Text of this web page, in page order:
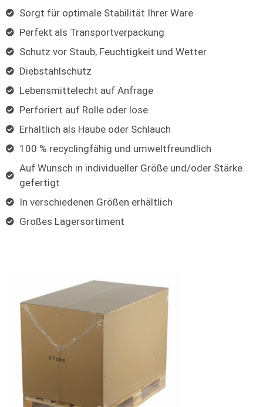
Sorgt für optimale Stabilität Ihrer Ware
Perfekt als Transportverpackung
Schutz vor Staub, Feuchtigkeit und Wetter
Diebstahlschutz
Lebensmittelecht auf Anfrage
Perforiert auf Rolle oder lose
Erhältlich als Haube oder Schlauch
100 % recyclingfähig und umweltfreundlich
Auf Wunsch in individueller Größe und/oder Stärke
gefertigt
In verschiedenen Größen erhältlich
Großes Lagersortiment